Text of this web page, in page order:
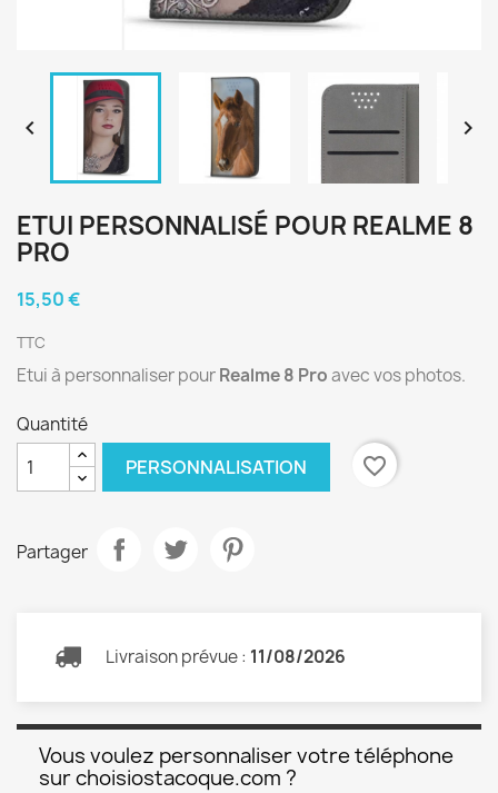
 
ETUI PERSONNALISÉ POUR REALME 8
PRO
15,50 €
TTC
Etui à personnaliser pourRealme 8 Proavec vos photos.
Quantité
PERSONNALISATION favorite_border
Partager
Livraison prévue : 11/08/2026
Vous voulez personnaliser votre téléphone
sur choisiostacoque.com ?